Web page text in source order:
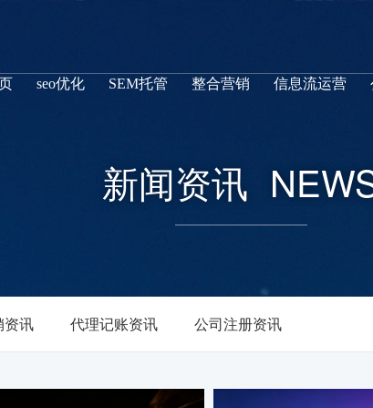
seo优化 SEM托管 整合营销 信息流运营
新闻资讯
资讯 代理记账资讯 公司注册资讯